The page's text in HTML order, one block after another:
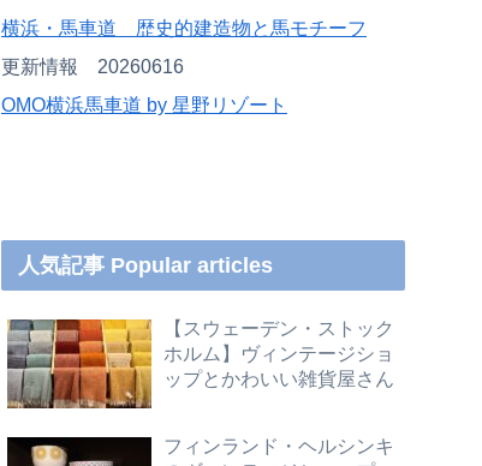
横浜・馬車道 歴史的建造物と馬モチーフ
更新情報 20260616
OMO横浜馬車道 by 星野リゾート
人気記事 Popular articles
【スウェーデン・ストック
ホルム】ヴィンテージショ
ップとかわいい雑貨屋さん
フィンランド・ヘルシンキ